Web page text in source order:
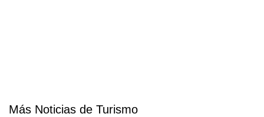
Más Noticias de Turismo